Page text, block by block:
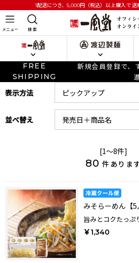
1配送につき、5,000円 （税込）以上購入で送
メニュー 検 索
FREE
SHIPPING
新規会員登録で、
表示方法
並べ替え
[1～8件]
80 件ありま
みそらーめん【5
旨みとコクたっぷ
￥1,340